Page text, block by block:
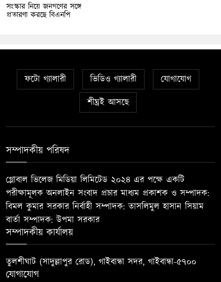
সংস্কার নিয়ে জনগণের সঙ্গে
প্রতারণা করছে বিএনপি
ফটো গ্যালারী ভিডিও গ্যালারী
যোগাযোগ
শীঘ্রই আসছে
সম্পাদকীয় পরিষদ
গ্লোবাল ভিলেজ মিডিয়া লিমিটেড ২০২৪ এর পক্ষে একটি
পরীক্ষামূলক অনলাইন সংবাদ প্রচার মাধ্যম প্রকাশক ও সম্পাদক:
বিমল কুমার সরকার নির্বাহী সম্পাদক: তাসলিমুল হাসান সিয়াম
বার্তা সম্পাদক: উপমা সরকার
সম্পাদকীয় কার্যালয়
তুলশীঘাট (সাদুল্লাপুর রোড), গাইবান্ধা সদর, গাইবান্ধা-৫৭০০
যোগাযোগ